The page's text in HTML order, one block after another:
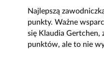
Najlepszą
punkty. Ważne
się Klaudia Gertchen,
punktów, ale to nie